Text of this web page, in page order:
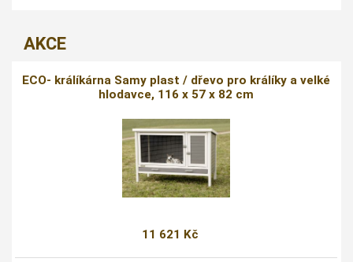
AKCE
ECO- králíkárna Samy plast / dřevo pro králíky a velké
hlodavce, 116 x 57 x 82 cm
11 621 Kč